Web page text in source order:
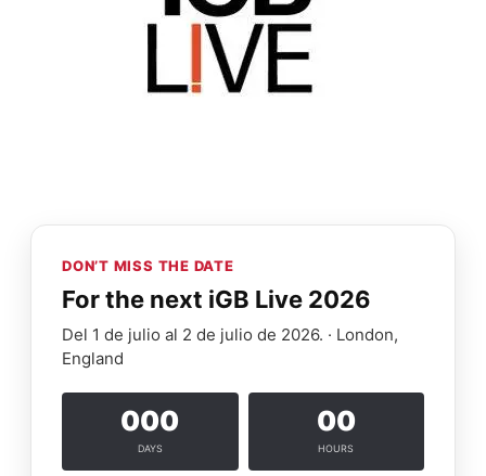
DON’T MISS THE DATE
For the next iGB Live 2026
Del 1 de julio al 2 de julio de 2026. · London,
England
000
DAYS
00
HOURS